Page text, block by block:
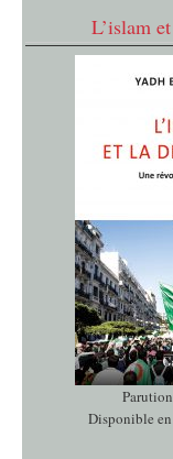
L’islam
Disponible